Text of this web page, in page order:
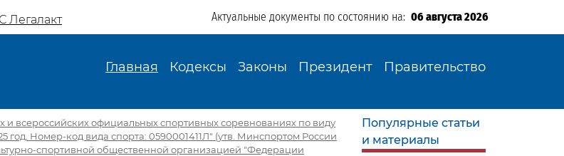
Легалакт Актуальные документы по состоянию на: 06 августа 2026
Главная Кодексы Законы Президент Правительство
всероссийских официальных спортивных соревнованиях по виду
год. Номер-код вида спорта: 0590001411Л" (утв. Минспортом России
спортивной общественной организацией "Федерации
Популярные статьи
и материалы